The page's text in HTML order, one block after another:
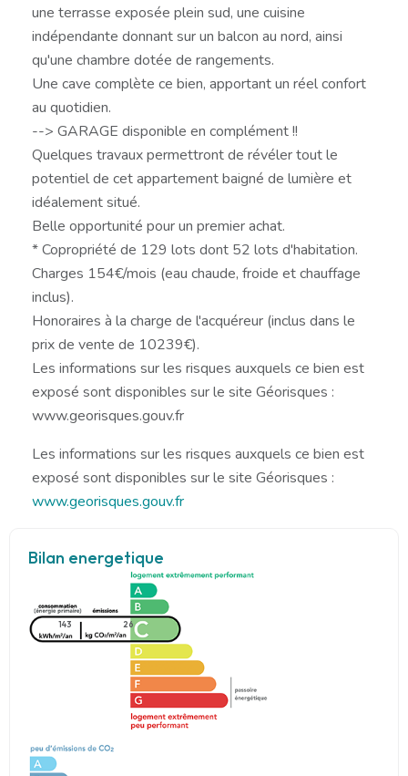
une terrasse exposée plein sud, une cuisine
indépendante donnant sur un balcon au nord, ainsi
qu'une chambre dotée de rangements.
Une cave complète ce bien, apportant un réel confort
au quotidien.
--> GARAGE disponible en complément !!
Quelques travaux permettront de révéler tout le
potentiel de cet appartement baigné de lumière et
idéalement situé.
Belle opportunité pour un premier achat.
* Copropriété de 129 lots dont 52 lots d'habitation.
Charges 154€/mois (eau chaude, froide et chauffage
inclus).
Honoraires à la charge de l'acquéreur (inclus dans le
prix de vente de 10239€).
Les informations sur les risques auxquels ce bien est
exposé sont disponibles sur le site Géorisques :
www.georisques.gouv.fr
Les informations sur les risques auxquels ce bien est
exposé sont disponibles sur le site Géorisques :
www.georisques.gouv.fr
Bilan energetique
143 26